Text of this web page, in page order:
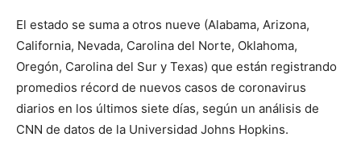
El estado se suma a otros nueve (Alabama, Arizona,
California, Nevada, Carolina del Norte, Oklahoma,
Oregón, Carolina del Sur y Texas) que están registrando
promedios récord de nuevos casos de coronavirus
diarios en los últimos siete días, según un análisis de
CNN de datos de la Universidad Johns Hopkins.